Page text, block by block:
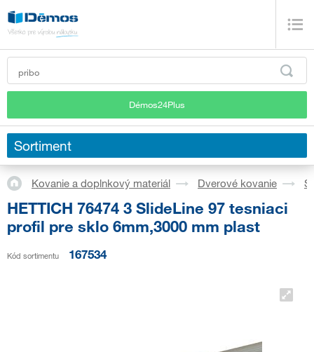
Démos24Plus
Sortiment
Kovanie a doplnkový materiál Dverové kovanie
HETTICH 76474 3 SlideLine 97 tesniaci
profil pre sklo 6mm,3000 mm plast
Kód sortimentu 167534